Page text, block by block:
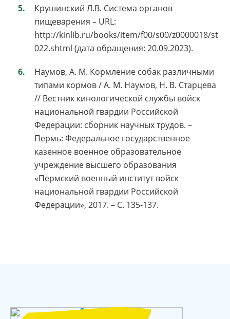
Крушинский Л.В. Система органов
пищеварения – URL:
http://kinlib.ru/books/item/f00/s00/z0000018/st
022.shtml (дата обращения: 20.09.2023).
Наумов, А. М. Кормление собак различными
типами кормов / А. М. Наумов, Н. В. Старцева
// Вестник кинологической службы войск
национальной гвардии Российской
Федерации: сборник научных трудов. –
Пермь: Федеральное государственное
казенное военное образовательное
учреждение высшего образования
«Пермский военный институт войск
национальной гвардии Российской
Федерации», 2017. – С. 135-137.